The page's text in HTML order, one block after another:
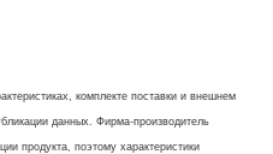
комплекте поставки и внешнем
данных. Фирма-производитель
продукта, поэтому характеристики